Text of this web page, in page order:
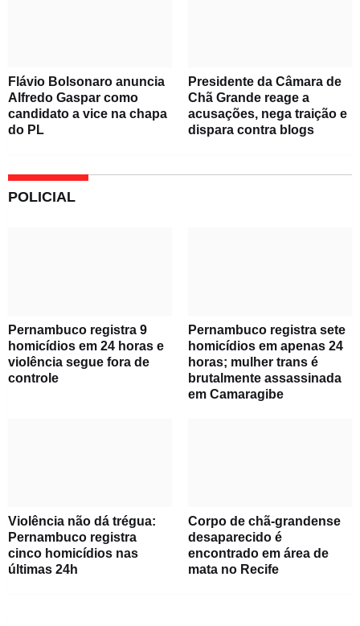
Flávio Bolsonaro anuncia
Alfredo Gaspar como
candidato a vice na chapa
do PL
Presidente da Câmara de
Chã Grande reage a
acusações, nega traição e
dispara contra blogs
POLICIAL
Pernambuco registra 9
homicídios em 24 horas e
violência segue fora de
controle
Pernambuco registra sete
homicídios em apenas 24
horas; mulher trans é
brutalmente assassinada
em Camaragibe
Violência não dá trégua:
Pernambuco registra
cinco homicídios nas
últimas 24h
Corpo de chã-grandense
desaparecido é
encontrado em área de
mata no Recife